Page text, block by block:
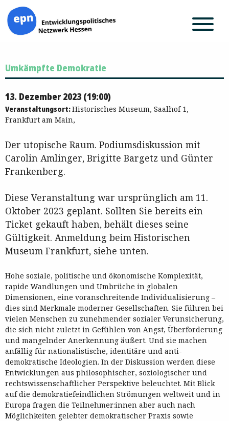
Inhalt
springen
Umkämpfte Demokratie
13. Dezember 2023 (19:00)
Veranstaltungsort:Historisches Museum, Saalhof 1,
Frankfurt am Main,
Der utopische Raum. Podiumsdiskussion mit
Carolin Amlinger, Brigitte Bargetz und Günter
Frankenberg.
Diese Veranstaltung war ursprünglich am 11.
Oktober 2023 geplant. Sollten Sie bereits ein
Ticket gekauft haben, behält dieses seine
Gültigkeit. Anmeldung beim Historischen
Museum Frankfurt, siehe unten.
Hohe soziale, politische und ökonomische Komplexität,
rapide Wandlungen und Umbrüche in globalen
Dimensionen, eine voranschreitende Individualisierung –
dies sind Merkmale moderner Gesellschaften. Sie führen bei
vielen Menschen zu zunehmender sozialer Verunsicherung,
die sich nicht zuletzt in Gefühlen von Angst, Überforderung
und mangelnder Anerkennung äußert. Und sie machen
anfällig für nationalistische, identitäre und anti-
demokratische Ideologien. In der Diskussion werden diese
Entwicklungen aus philosophischer, soziologischer und
rechtswissenschaftlicher Perspektive beleuchtet. Mit Blick
auf die demokratiefeindlichen Strömungen weltweit und in
Europa fragen die Teilnehmer:innen aber auch nach
Möglichkeiten gelebter demokratischer Praxis sowie